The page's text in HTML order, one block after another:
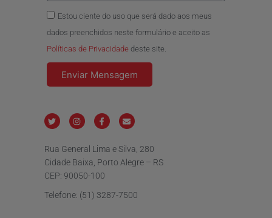
Estou ciente do uso que será dado aos meus
dados preenchidos neste formulário e aceito as
Políticas de Privacidade deste site.
Enviar Mensagem
Rua General Lima e Silva, 280
Cidade Baixa, Porto Alegre – RS
CEP: 90050-100
Telefone: (51) 3287-7500